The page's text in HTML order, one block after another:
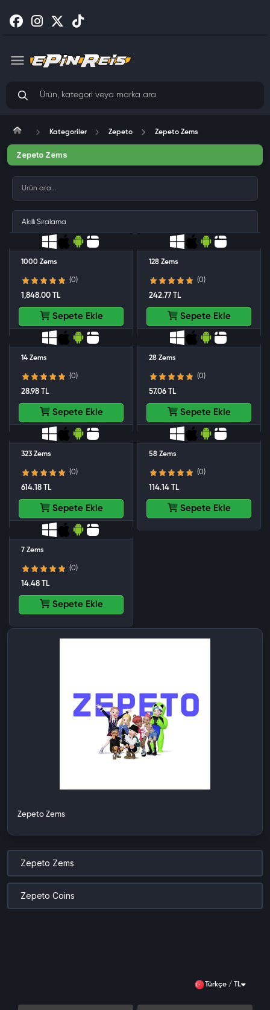
Kategoriler Zepeto Zepeto Zems
Zepeto Zems
1000 Zems
(0)
1,848.00 TL
Sepete Ekle
128 Zems
(0)
242.77 TL
Sepete Ekle
14 Zems
(0)
28.98 TL
Sepete Ekle
28 Zems
(0)
57.06 TL
Sepete Ekle
323 Zems
(0)
614.18 TL
Sepete Ekle
58 Zems
(0)
114.14 TL
Sepete Ekle
7 Zems
(0)
14.48 TL
Sepete Ekle
Zepeto Zems
Zepeto Zems
Zepeto Coins
Türkçe / TL